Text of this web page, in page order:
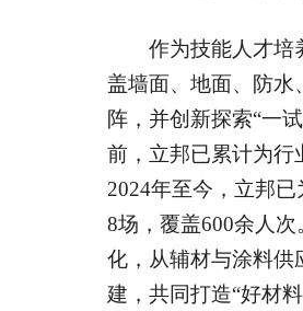
作为技能人才培
盖墙面、地面、防水
阵，并创新探索“一
前，立邦已累计为行
2024年至今，立邦
8场，覆盖600余人
化，从辅材与涂料供
建，共同打造“好材